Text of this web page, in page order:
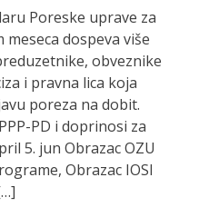
Poreske uprave za
dospeva više
obveznike
i pravna lica koja
poreza na dobit.
PD i doprinosi za
5. jun Obrazac OZU
Obrazac IOSI